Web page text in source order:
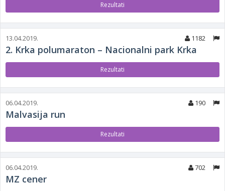
Rezultati
13.04.2019. 1182
2. Krka polumaraton – Nacionalni park Krka
Rezultati
06.04.2019. 190
Malvasija run
Rezultati
06.04.2019. 702
MZ cener